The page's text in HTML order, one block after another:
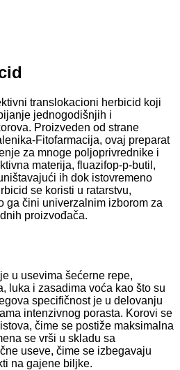
translokacioni herbicid koji
jednogodišnjih i
Proizveden od strane
Fitofarmacija, ovaj preparat
za mnoge poljoprivrednike i
materija, fluazifop-p-butil,
ih dok istovremeno
se koristi u ratarstvu,
ga čini univerzalnim izborom za
proizvođača.
u usevima šećerne repe,
luka i zasadima voća kao što su
specifičnost je u delovanju
intenzivnog porasta. Korovi se
čime se postiže maksimalna
se vrši u skladu sa
useve, čime se izbegavaju
na gajene biljke.